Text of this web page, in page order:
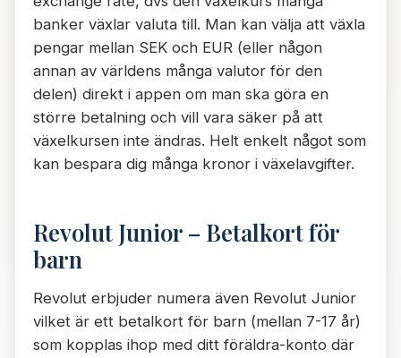
banker växlar valuta till. Man kan välja att växla
pengar mellan SEK och EUR (eller någon
annan av världens många valutor för den
delen) direkt i appen om man ska göra en
större betalning och vill vara säker på att
växelkursen inte ändras. Helt enkelt något som
kan bespara dig många kronor i växelavgifter.
Revolut Junior – Betalkort för
barn
Revolut erbjuder numera även Revolut Junior
vilket är ett betalkort för barn (mellan 7-17 år)
som kopplas ihop med ditt föräldra-konto där